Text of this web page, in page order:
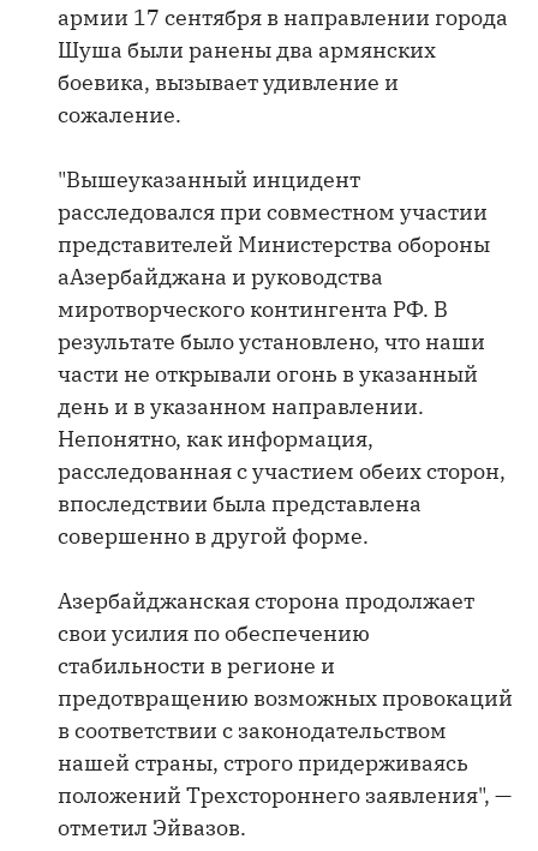
армии 17 сентября в направлении города
Шуша были ранены два армянских
боевика, вызывает удивление и
сожаление.
"Вышеуказанный инцидент
расследовался при совместном участии
представителей Министерства обороны
аАзербайджана и руководства
миротворческого контингента РФ. В
результате было установлено, что наши
части не открывали огонь в указанный
день и в указанном направлении.
Непонятно, как информация,
расследованная с участием обеих сторон,
впоследствии была представлена
совершенно в другой форме.
Азербайджанская сторона продолжает
свои усилия по обеспечению
стабильности в регионе и
предотвращению возможных провокаций
в соответствии с законодательством
нашей страны, строго придерживаясь
положений Трехстороннего заявления", —
отметил Эйвазов.